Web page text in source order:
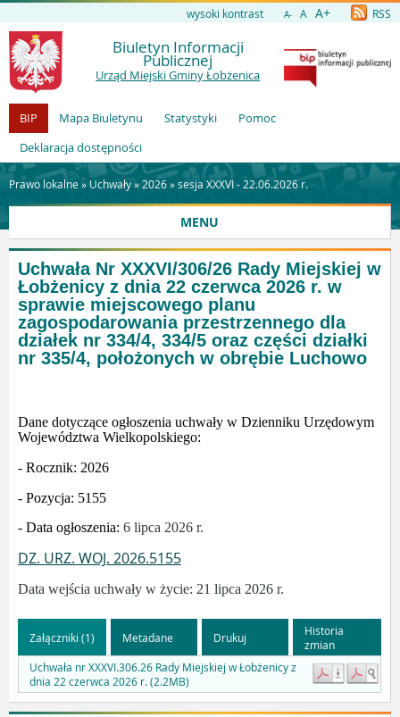
wysoki kontrast A- A A+ RSS
Biuletyn Informacji
Publicznej
Urząd Miejski Gminy Łobżenica
BIP Mapa Biuletynu Statystyki
Pomoc
Deklaracja dostępności
Prawo lokalne » Uchwały»2026»sesja XXXVI - 22.06.2026 r.
MENU
Uchwała Nr XXXVI/306/26 Rady Miejskiej w
Łobżenicy z dnia 22 czerwca 2026 r. w
sprawie miejscowego planu
zagospodarowania przestrzennego dla
działek nr 334/4, 334/5 oraz części działki
nr 335/4, położonych w obrębie Luchowo
Dane dotyczące ogłoszenia uchwały w Dzienniku Urzędowym
Województwa Wielkopolskiego:
- Rocznik: 2026
- Pozycja: 5155
- Data ogłoszenia: 6 lipca 2026 r.
DZ. URZ. WOJ. 2026.5155
Data wejścia uchwały w życie: 21 lipca 2026 r.
Załączniki (1) Metadane Drukuj
Historia
zmian
Uchwała nr XXXVI.306.26 Rady Miejskiej w Łobżenicy z
dnia 22 czerwca 2026 r. (2.2MB)